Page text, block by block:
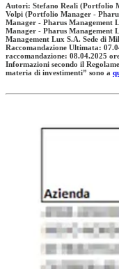
Autori: Stefano Reali (Portfolio
Volpi (Portfolio Manager -
Manager - Pharus Management
Manager - Pharus Management
Management Lux S.A. Sede di
Raccomandazione Ultimata:
raccomandazione: 08.04.2025
Informazioni secondo il
materia di investimenti” sono a